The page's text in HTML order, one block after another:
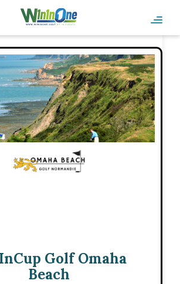
Golf Omaha
Beach